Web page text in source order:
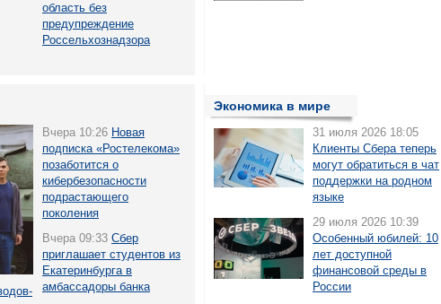
область без
предупреждение
Россельхознадзора
Вчера 10:26 Новая
подписка «Ростелекома»
позаботится о
кибербезопасности
подрастающего
поколения
Вчера 09:33 Сбер
приглашает студентов из
Екатеринбурга в
амбассадоры банка
Экономика в мире
31 июля 2026 18:05
Клиенты Сбера теперь
могут обратиться в чат
поддержки на родном
языке
29 июля 2026 10:39
Особенный юбилей: 10
лет доступной
финансовой среды в
России